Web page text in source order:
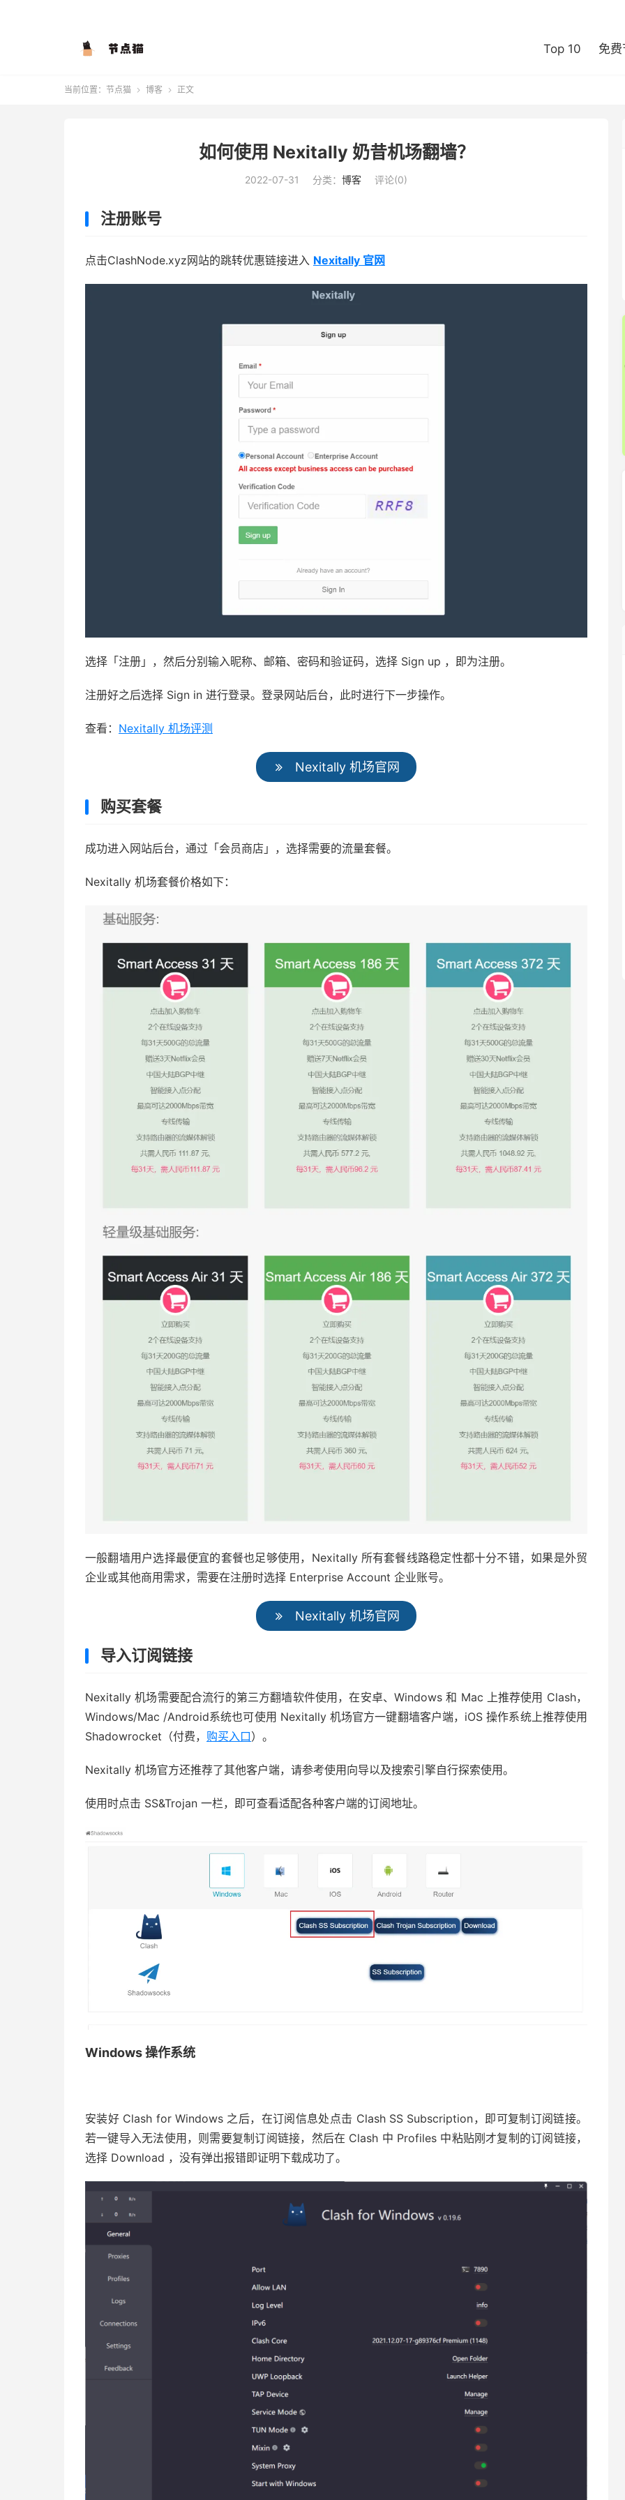
Top 10 免
当前位置： 节点猫  博客  正文
如何使用 Nexitally 奶昔机场翻墙？
2022-07-31 分类： 博客 评论(0)
注册账号
点击ClashNode.xyz网站的跳转优惠链接进入 Nexitally 官网
选择「注册」，然后分别输入昵称、邮箱、密码和验证码，选择 Sign up ，即为注册。
注册好之后选择 Sign in 进行登录。登录网站后台，此时进行下一步操作。
查看： Nexitally 机场评测
Nexitally 机场官网
购买套餐
成功进入网站后台，通过「会员商店」，选择需要的流量套餐。
Nexitally 机场套餐价格如下：
一般翻墙用户选择最便宜的套餐也足够使用，Nexitally 所有套餐线路稳定性都十分不错，如果是外贸
企业或其他商用需求，需要在注册时选择 Enterprise Account 企业账号。
Nexitally 机场官网
导入订阅链接
Nexitally 机场需要配合流行的第三方翻墙软件使用，在安卓、Windows 和 Mac 上推荐使用 Clash，
Windows/Mac /Android系统也可使用 Nexitally 机场官方一键翻墙客户端，iOS 操作系统上推荐使用
Shadowrocket（付费， 购买入口）。
Nexitally 机场官方还推荐了其他客户端，请参考使用向导以及搜索引擎自行探索使用。
使用时点击 SS&Trojan 一栏，即可查看适配各种客户端的订阅地址。
Windows 操作系统
安装好 Clash for Windows 之后，在订阅信息处点击 Clash SS Subscription，即可复制订阅链接。
若一键导入无法使用，则需要复制订阅链接，然后在 Clash 中 Profiles 中粘贴刚才复制的订阅链接，
选择 Download ，没有弹出报错即证明下载成功了。